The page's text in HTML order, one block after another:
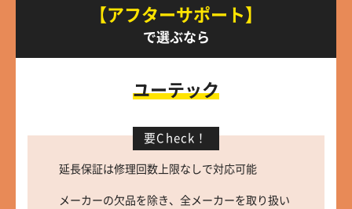
【アフターサポート】
で選ぶなら
ユーテック
要Check！
延長保証は修理回数上限なしで対応可能
メーカーの欠品を除き、全メーカーを取り扱い